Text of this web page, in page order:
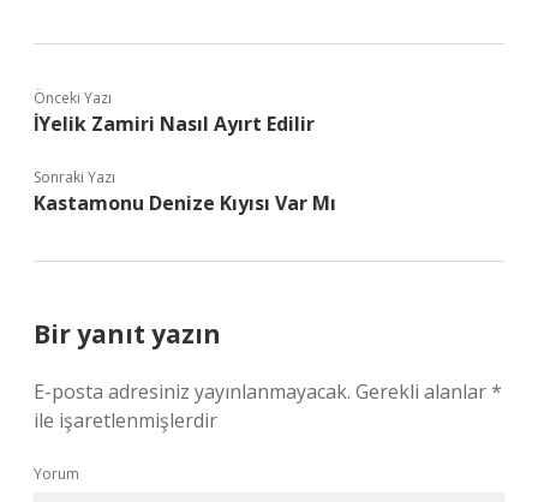
Önceki Yazı
İYelik Zamiri Nasıl Ayırt Edilir
Sonraki Yazı
Kastamonu Denize Kıyısı Var Mı
Bir yanıt yazın
E-posta adresiniz yayınlanmayacak. Gerekli alanlar*
ile işaretlenmişlerdir
Yorum